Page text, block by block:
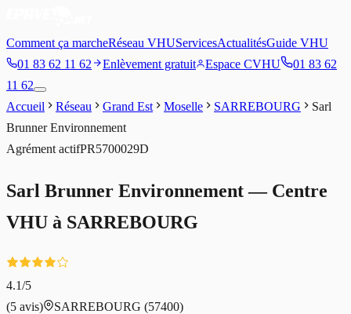
Comment ça marcheRéseau VHUServicesActualitésGuide VHU
01 83 62 11 62
Enlèvement gratuit Espace CVHU
01 83 62
11 62
Accueil
Réseau Grand Est Moselle SARREBOURG
Sarl
Brunner Environnement
Agrément actifPR5700029D
Sarl Brunner Environnement— Centre
VHU à SARREBOURG
4.1/5
(5 avis) SARREBOURG (57400)